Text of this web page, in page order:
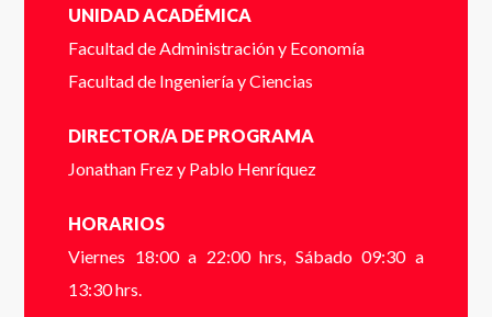
UNIDAD ACADÉMICA
Facultad de Administración y Economía
Facultad de Ingeniería y Ciencias
DIRECTOR/A DE PROGRAMA
Jonathan Frez y Pablo Henríquez
HORARIOS
Viernes 18:00 a 22:00 hrs, Sábado 09:30 a
13:30 hrs.
Email*
Teléfono*
Cédula de identidad sin puntos ni guión (Ej:
18410112) *